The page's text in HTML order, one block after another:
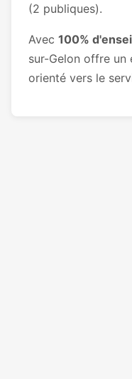
(2 publiques).
Avec 100%
sur-Gelon offre un
orienté vers le